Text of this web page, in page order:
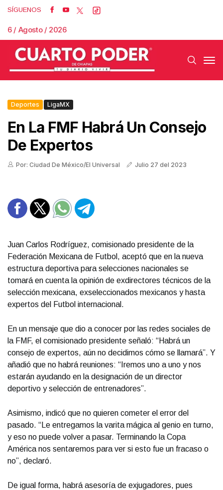
SÍGUENOS
6 / Agosto / 2026
Deportes LigaMX
En La FMF Habrá Un Consejo
De Expertos
Por: Ciudad De México/El Universal Julio 27 del 2023
Juan Carlos Rodríguez, comisionado presidente de la
Federación Mexicana de Futbol, aceptó que en la nueva
estructura deportiva para selecciones nacionales se
tomará en cuenta la opinión de exdirectores técnicos de la
selección mexicana, exseleccionados mexicanos y hasta
expertos del Futbol internacional.
En un mensaje que dio a conocer por las redes sociales de
la FMF, el comisionado presidente señaló: “Habrá un
consejo de expertos, aún no decidimos cómo se llamará”. Y
añadió que no habrá reuniones: “Iremos uno a uno y nos
estarán ayudando en la designación de un director
deportivo y selección de entrenadores”.
Asimismo, indicó que no quieren cometer el error del
pasado. “Le entregamos la varita mágica al genio en turno,
y eso no puede volver a pasar. Terminando la Copa
América nos sentaremos para ver si esto fue un fracaso o
no”, declaró.
De igual forma, habrá asesoría de exjugadores, pues